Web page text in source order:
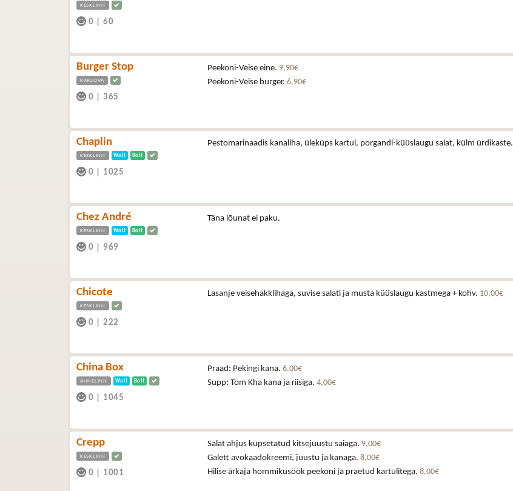
KESKLINN
0 60
Burger Stop
KARLOVA
0 365
Peekoni-Veise eine. 9,90€
Peekoni-Veise burger. 6,90€
Chaplin
KESKLINN Wolt Bolt
0 1025
Pestomarinaadis kanaliha, üleküps kartul, porgandi-küüslaugu salat, külm ürdikaste.
Chez André
KESKLINN Wolt Bolt
0 969
Täna lõunat ei paku.
Chicote
KESKLINN
0 222
Lasanje veisehakklihaga, suvise salati ja musta küüslaugu kastmega + kohv. 10,00€
China Box
ANNELINN Wolt Bolt
0 1045
Praad: Pekingi kana. 6,00€
Supp: Tom Kha kana ja riisiga. 4,00€
Crepp
KESKLINN
0 1001
Salat ahjus küpsetatud kitsejuustu saiaga. 9,00€
Galett avokaadokreemi, juustu ja kanaga. 8,00€
Hilise ärkaja hommikusöök peekoni ja praetud kartulitega. 8,00€